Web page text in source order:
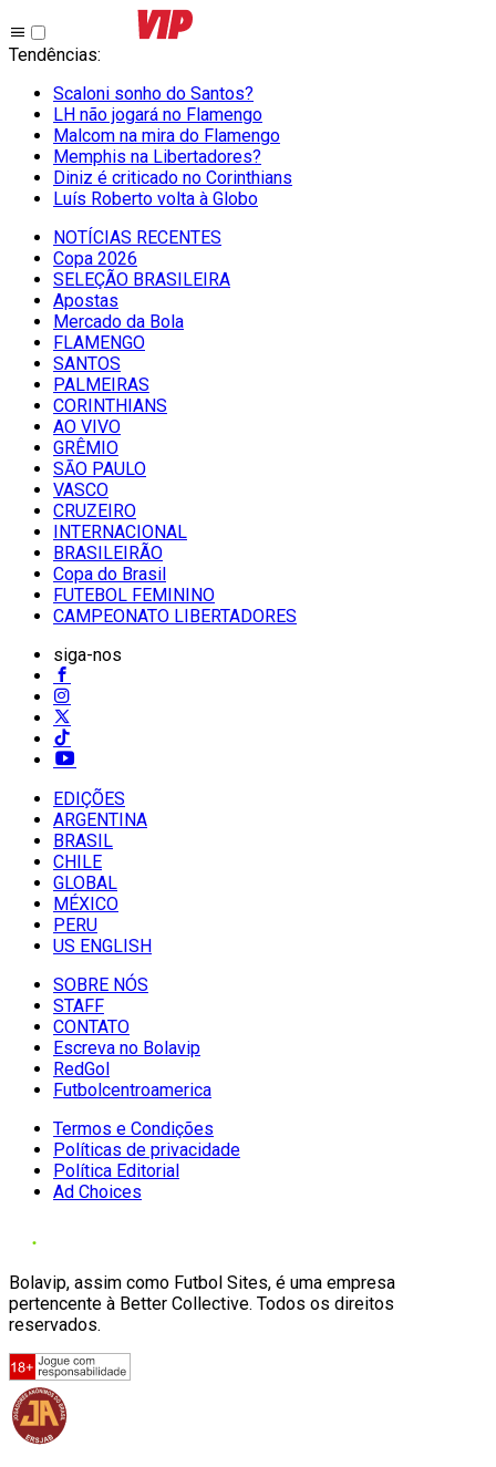
Tendências:
Scaloni sonho do Santos?
LH não jogará no Flamengo
Malcom na mira do Flamengo
Memphis na Libertadores?
Diniz é criticado no Corinthians
Luís Roberto volta à Globo
NOTÍCIAS RECENTES
Copa 2026
SELEÇÃO BRASILEIRA
Apostas
Mercado da Bola
FLAMENGO
SANTOS
PALMEIRAS
CORINTHIANS
AO VIVO
GRÊMIO
SĀO PAULO
VASCO
CRUZEIRO
INTERNACIONAL
BRASILEIRÃO
Copa do Brasil
FUTEBOL FEMININO
CAMPEONATO LIBERTADORES
siga-nos
EDIÇÕES
ARGENTINA
BRASIL
CHILE
GLOBAL
MÉXICO
PERU
US ENGLISH
SOBRE NÓS
STAFF
CONTATO
Escreva no Bolavip
RedGol
Futbolcentroamerica
Termos e Condições
Políticas de privacidade
Política Editorial
Ad Choices
Bolavip, assim como Futbol Sites, é uma empresa
pertencente à Better Collective. Todos os direitos
reservados.